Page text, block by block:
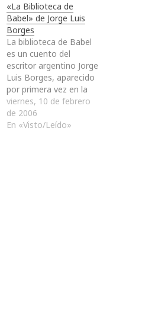
«La Biblioteca de
Babel» de Jorge Luis
Borges
La biblioteca de Babel
es un cuento del
escritor argentino Jorge
Luis Borges, aparecido
por primera vez en la
colección de relatos "El
jardín de senderos que
se bifurcan" 1941),
viernes, 10 de febrero
de 2006
En «Visto/Leído»